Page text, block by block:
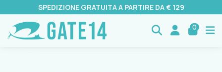
SPEDIZIONE GRATUITA A PARTIRE DA € 129
0